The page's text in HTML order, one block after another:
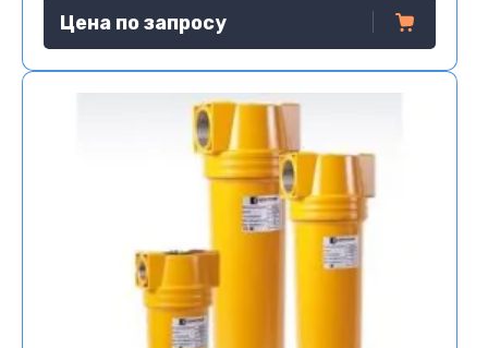
Цена по запросу